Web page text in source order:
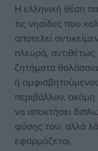
Η ελληνική θέση
τις νησίδες που
αποτελεί
πλευρά, αντιθέτως,
ζητήματα
ή
περιβάλλον, ακόμη
να αποκτήσει
φύσης του, αλλά
εφαρμόζεται.